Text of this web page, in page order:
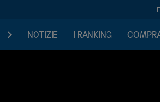
NOTIZIE I RANKING